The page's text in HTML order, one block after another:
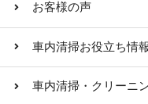
お客様の声
車内清掃お役立ち情
車内清掃・クリーニ